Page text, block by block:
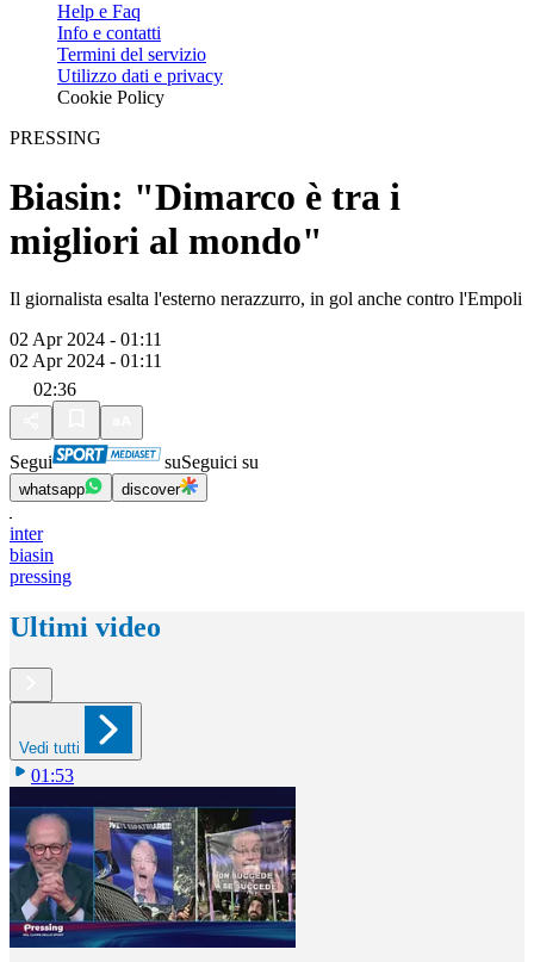
Help e Faq
Info e contatti
Termini del servizio
Utilizzo dati e privacy
Cookie Policy
PRESSING
Biasin: "Dimarco è tra i
migliori al mondo"
Il giornalista esalta l'esterno nerazzurro, in gol anche contro l'Empoli
02 Apr 2024 - 01:11
02 Apr 2024 - 01:11
02:36
Segui suSeguici su
whatsapp discover
inter
biasin
pressing
Ultimi video
Vedi tutti
01:53